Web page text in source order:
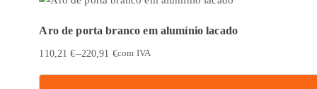
Aro de porta branco em alumínio lacado
110,21€–220,91 €com IVA